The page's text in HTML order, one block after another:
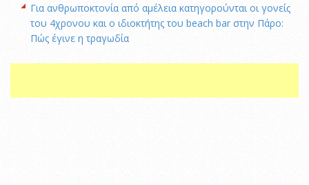
Για ανθρωποκτονία από αμέλεια κατηγορούνται οι γονείς
του 4χρονου και ο ιδιοκτήτης του beach bar στην Πάρο:
Πώς έγινε η τραγωδία